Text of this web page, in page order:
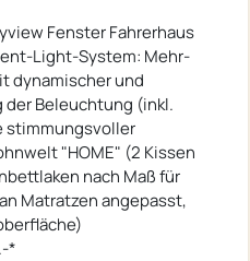
Fenster Fahrerhaus
Light-System: Mehr-
dynamischer und
Beleuchtung (inkl.
stimmungsvoller
"HOME" (2 Kissen
nach Maß für
Matratzen angepasst,
*